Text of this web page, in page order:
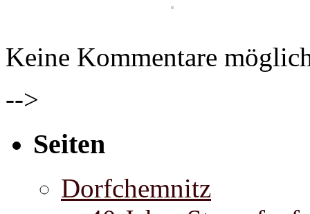
Keine Kommentare
-->
Seiten
Dorfchemnitz